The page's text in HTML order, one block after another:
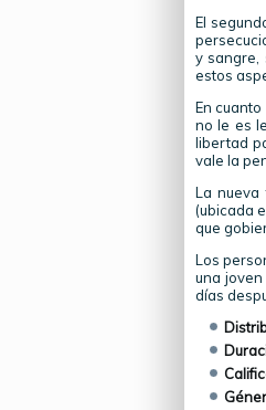
El
y sangre,
estos
En
no le es
libertad
vale la
La
(ubicada
que
Los
una
días